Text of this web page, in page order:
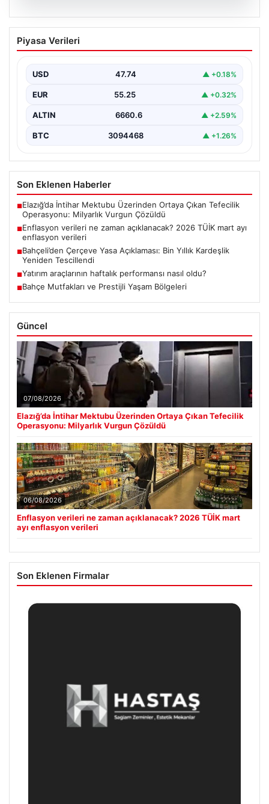
06.08.2026
Enflasyon verileri ne zaman
açıklanacak? 2026 TÜİK mart ayı
{"title": "Enflasyon Verilerinin Açıklanma Zamanı ve
"Türkiye İstatistik…
Piyasa Verileri
USD 47.74 ▲ +0.18%
EUR 55.25 ▲ +0.32%
ALTIN 6660.6 ▲ +2.59%
BTC 3094468 ▲ +1.26%
Son Eklenen Haberler
■Elazığ’da İntihar Mektubu Üzerinden Ortaya Çıkan Tefecilik
Operasyonu: Milyarlık Vurgun Çözüldü
■Enflasyon verileri ne zaman açıklanacak? 2026 TÜİK mart ayı
enflasyon verileri
■Bahçeli’den Çerçeve Yasa Açıklaması: Bin Yıllık Kardeşlik
Yeniden Tescillendi
■Yatırım araçlarının haftalık performansı nasıl oldu?
■Bahçe Mutfakları ve Prestijli Yaşam Bölgeleri
Güncel
07/08/2026
Elazığ’da İntihar Mektubu Üzerinden Ortaya Çıkan Tefecilik
Operasyonu: Milyarlık Vurgun Çözüldü
06/08/2026
Enflasyon verileri ne zaman açıklanacak? 2026 TÜİK mart
ayı enflasyon verileri
Son Eklenen Firmalar